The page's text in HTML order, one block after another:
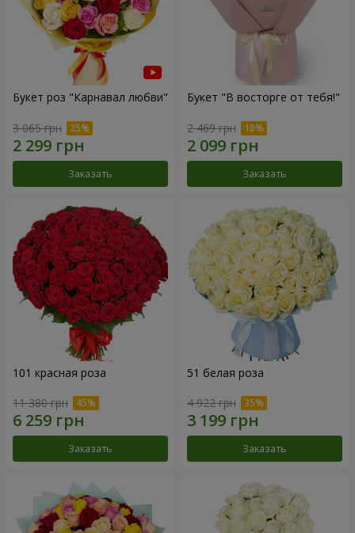
Букет роз "Карнавал любви"
3 065 грн
Заказать
Букет "В восторге от тебя!"
2 469 грн
Заказать
101 красная роза
11 380 грн
Заказать
51 белая роза
4 922 грн
Заказать